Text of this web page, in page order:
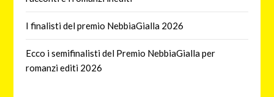
I finalisti del premio NebbiaGialla 2026
Ecco i semifinalisti del Premio NebbiaGialla per
romanzi editi 2026